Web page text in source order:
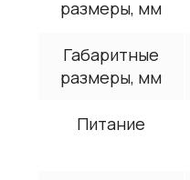
размеры, мм
Габаритные
размеры, мм
Питание